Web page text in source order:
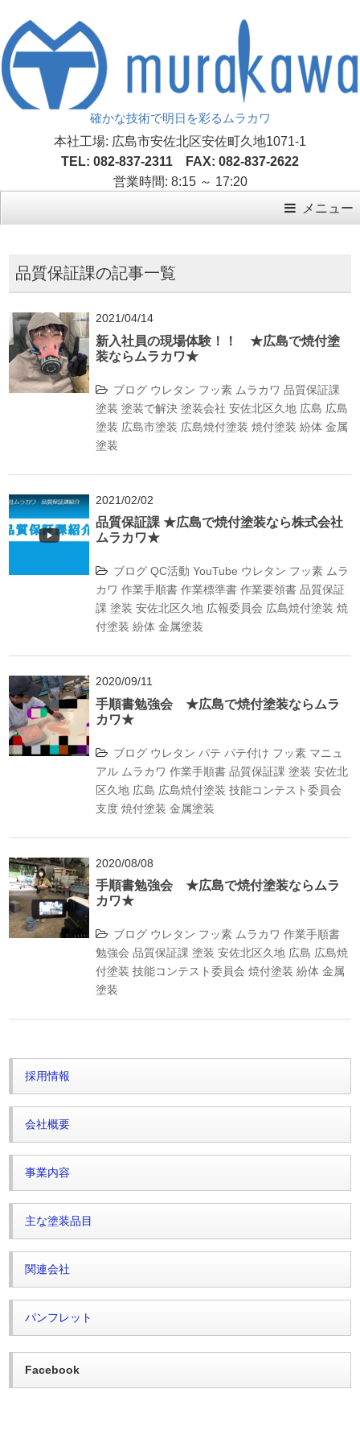
確かな技術で明日を彩るムラカワ
本社工場: 広島市安佐北区安佐町久地1071-1
TEL: 082-837-2311 FAX: 082-837-2622
営業時間: 8:15 ～ 17:20
メニュー
品質保証課の記事一覧
2021/04/14
新入社員の現場体験！！ ★広島で焼付塗
装ならムラカワ★
ブログ ウレタン フッ素 ムラカワ 品質保証課
塗装 塗装で解決 塗装会社 安佐北区久地 広島 広島
塗装 広島市塗装 広島焼付塗装 焼付塗装 紛体 金属
塗装
2021/02/02
品質保証課 ★広島で焼付塗装なら株式会社
ムラカワ★
ブログ QC活動 YouTube ウレタン フッ素 ムラ
カワ 作業手順書 作業標準書 作業要領書 品質保証
課 塗装 安佐北区久地 広報委員会 広島焼付塗装 焼
付塗装 紛体 金属塗装
2020/09/11
手順書勉強会 ★広島で焼付塗装ならムラ
カワ★
ブログ ウレタン パテ パテ付け フッ素 マニュ
アル ムラカワ 作業手順書 品質保証課 塗装 安佐北
区久地 広島 広島焼付塗装 技能コンテスト委員会
支度 焼付塗装 金属塗装
2020/08/08
手順書勉強会 ★広島で焼付塗装ならムラ
カワ★
ブログ ウレタン フッ素 ムラカワ 作業手順書
勉強会 品質保証課 塗装 安佐北区久地 広島 広島焼
付塗装 技能コンテスト委員会 焼付塗装 紛体 金属
塗装
採用情報
会社概要
事業内容
主な塗装品目
関連会社
パンフレット
Facebook